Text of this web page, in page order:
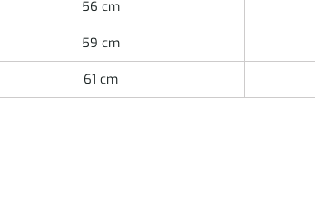
56 cm
59 cm
61 cm